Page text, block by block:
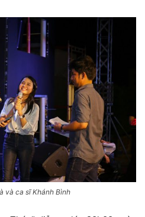
và ca sĩ Khánh Bình